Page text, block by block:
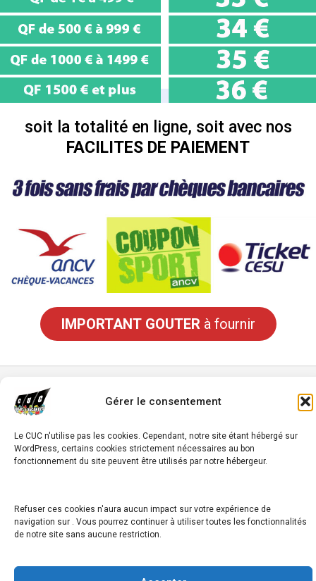
Gérer le consentement
Le CUC n'utilise pas les cookies. Cependant, notre site étant hébergé sur
WordPress, certains cookies strictement nécessaires au bon
fonctionnement du site peuvent être utilisés par notre hébergeur.
Refuser ces cookies n'aura aucun impact sur votre expérience de
navigation sur . Vous pourrez continuer à utiliser toutes les fonctionnalités
de notre site sans aucune restriction.
soit la totalité en ligne, soit avec nos
FACILITES DE PAIEMENT
IMPORTANT GOUTERà fournir
Semaine « ADOS Multisports & Sorties »
Semaine « RIDER & Multi-activités »
Copyright © 2026